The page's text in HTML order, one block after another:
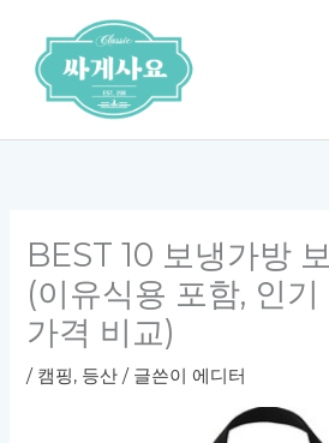
너
BEST 10 보냉가방
(이유식용 포함, 인
가격 비교)
/ 캠핑, 등산 / 글쓴이 에디터